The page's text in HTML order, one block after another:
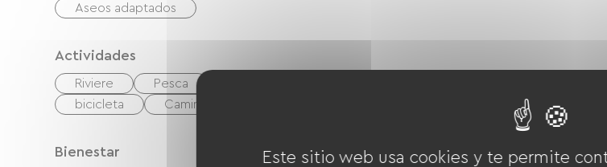
Aseos adaptados
Actividades
Riviere Pesca
bicicleta
Camino verde
Bienestar Este sitio web usa cookies y te permite